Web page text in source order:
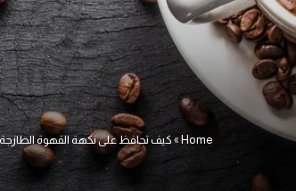
Home
» كيف تحافظ على نكهة القهوة